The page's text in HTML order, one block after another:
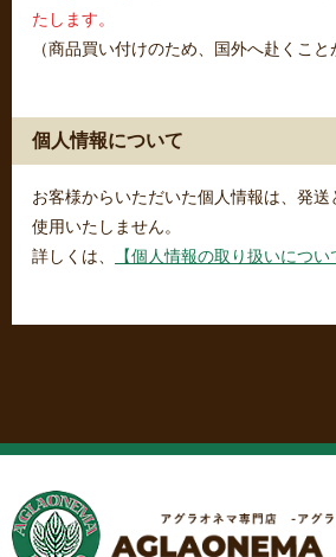
たします。
（商品買い付けのため、国外へ赴くこと
個人情報について
お客様からいただいた個人情報は、発
使用いたしません。
詳しくは、
【個人情報の取り扱いについ